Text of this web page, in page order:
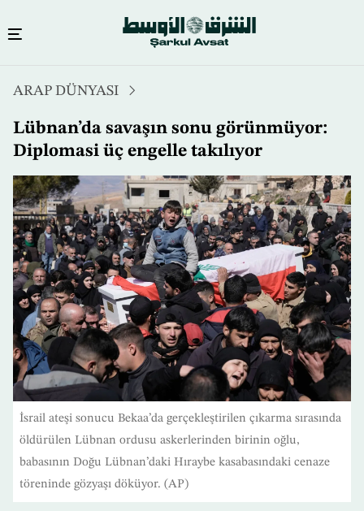
atla
ARAP DÜNYASI
Lübnan’da savaşın sonu görünmüyor:
Diplomasi üç engelle takılıyor
İsrail ateşi sonucu Bekaa’da gerçekleştirilen çıkarma sırasında
öldürülen Lübnan ordusu askerlerinden birinin oğlu,
babasının Doğu Lübnan’daki Hıraybe kasabasındaki cenaze
töreninde gözyaşı döküyor. (AP)